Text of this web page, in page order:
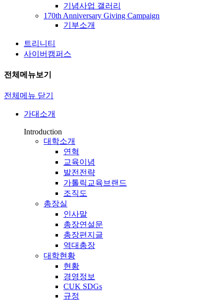
기념사업 갤러리
170th Anniversary Giving Campaign
기부소개
트리니티
사이버캠퍼스
전체메뉴보기
전체메뉴 닫기
가대소개
Introduction
대학소개
연혁
교육이념
발전전략
가톨릭교육브랜드
조직도
총장실
인사말
총장연설문
총장편지글
역대총장
대학현황
현황
경영정보
CUK SDGs
규정